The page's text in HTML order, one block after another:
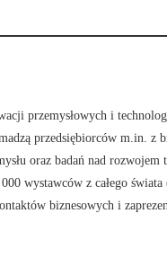
przemysłowych i
przedsiębiorców m.in. z
oraz badań nad
wystawców z całego
biznesowych i